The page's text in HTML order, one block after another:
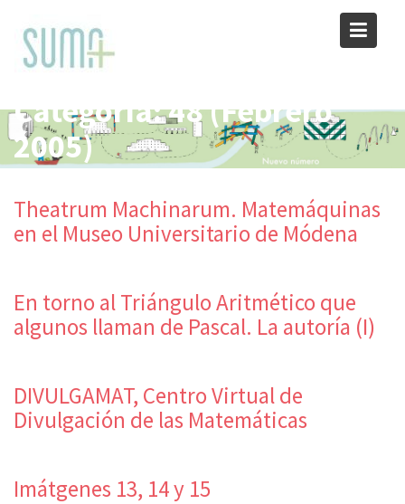
content
Categoría:48 (Febrero
2005)
Theatrum Machinarum. Matemáquinas
en el Museo Universitario de Módena
En torno al Triángulo Aritmético que
algunos llaman de Pascal. La autoría (I)
DIVULGAMAT, Centro Virtual de
Divulgación de las Matemáticas
Imátgenes 13, 14 y 15